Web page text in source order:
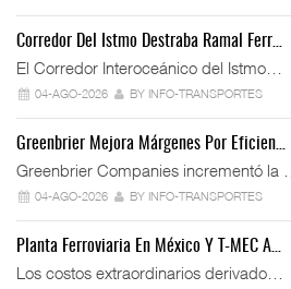
Corredor Del Istmo Destraba Ramal Ferr…
El Corredor Interoceánico del Istmo…
04-AGO-2026 BY INFO-TRANSPORTES
Greenbrier Mejora Márgenes Por Eficien…
Greenbrier Companies incrementó la …
04-AGO-2026 BY INFO-TRANSPORTES
Planta Ferroviaria En México Y T-MEC A…
Los costos extraordinarios derivado…